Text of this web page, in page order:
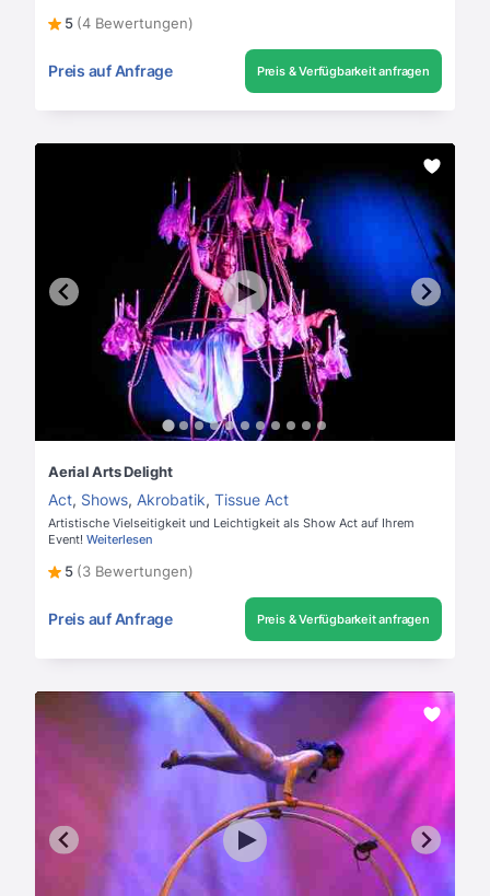
5 (4 Bewertungen)
Preis auf Anfrage Preis & Verfügbarkeit anfragen
Aerial Arts Delight
Act, Shows, Akrobatik, Tissue Act
Artistische Vielseitigkeit und Leichtigkeit als Show Act auf Ihrem
Event! Weiterlesen
5 (3 Bewertungen)
Preis auf Anfrage Preis & Verfügbarkeit anfragen